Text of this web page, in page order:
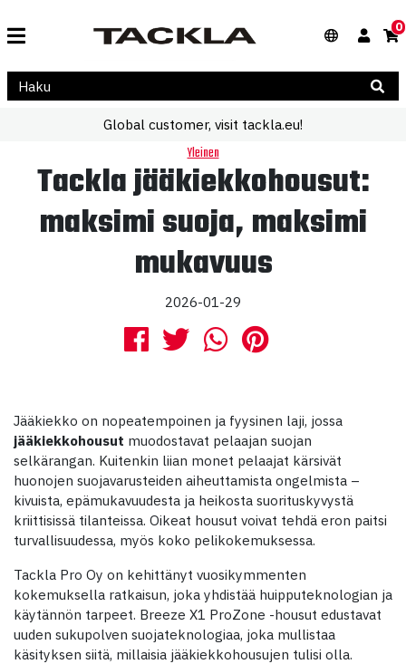
0
Global customer, visit tackla.eu!
Yleinen
Tackla jääkiekkohousut:
maksimi suoja, maksimi
mukavuus
2026-01-29
Jääkiekko on nopeatempoinen ja fyysinen laji, jossa
jääkiekkohousut muodostavat pelaajan suojan
selkärangan. Kuitenkin liian monet pelaajat kärsivät
huonojen suojavarusteiden aiheuttamista ongelmista –
kivuista, epämukavuudesta ja heikosta suorituskyvystä
kriittisissä tilanteissa. Oikeat housut voivat tehdä eron paitsi
turvallisuudessa, myös koko pelikokemuksessa.
Tackla Pro Oy on kehittänyt vuosikymmenten
kokemuksella ratkaisun, joka yhdistää huipputeknologian ja
käytännön tarpeet. Breeze X1 ProZone -housut edustavat
uuden sukupolven suojateknologiaa, joka mullistaa
käsityksen siitä, millaisia jääkiekkohousujen tulisi olla.